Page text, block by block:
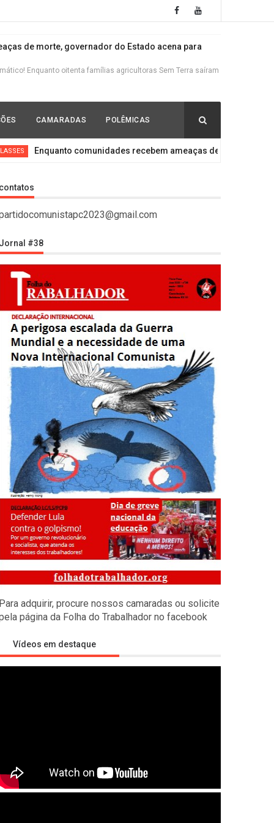
de morte, governador do Estado acena para
Enquanto oitenta famílias agricultoras Sem Terra saíram
ricos, escravocratas e brancos
político fazendo a defesa do Lula contra o lawfare que se
derrota do governo nazista de Kiev, testa de ferro
da Rússia e do Níger O declínio do Imperialismo e a
o Congresso que finalizou o processo de fusão de três
do capitalismo
desabaram sobre o Recife e o arco da região metropolitana
contra o imperialismo e o fascismo!
setembro! Comitê de Ligação pela IV Internacional Devido à
trumpista, antichinesa, defensora da dolarização
de domingo, 13 de agosto de 2023, o deputado Javier Milei,
pelos camaradas russos de Economia Marxista contra
a Rússia
CAMARADAS POLÊMICAS
Enquanto comunidades recebem ameaças de morte, governador
#38
adquirir, procure nossos camaradas ou solicite
página da Folha do Trabalhador no facebook
Vídeos em destaque